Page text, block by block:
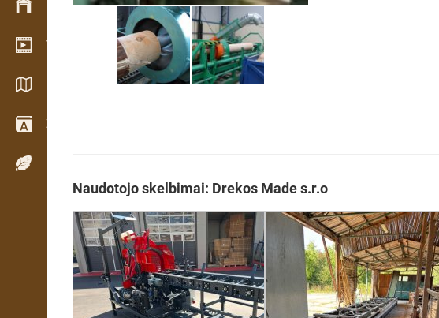
Inventoriaus valdymas
Vaizdo įrašų salė
Katalogai / Brošiūros
Žodynas
Medienos rūšys
Naudotojo skelbimai: Drekos Made s.r.o